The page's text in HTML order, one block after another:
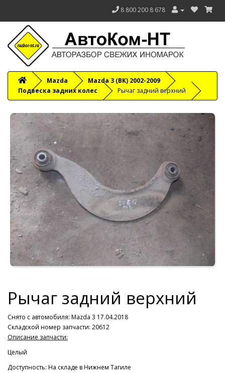
8 800 200 8 678
Mazda
Mazda 3 (BK) 2002-2009
Подвеска задних колес
Рычаг задний верхний
Рычаг задний верхний
Снято с автомобиля: Mazda 3 17.04.2018
Складской номер запчасти: 20612
Описание запчасти:
Целый
Доступность: На складе в Нижнем Тагиле